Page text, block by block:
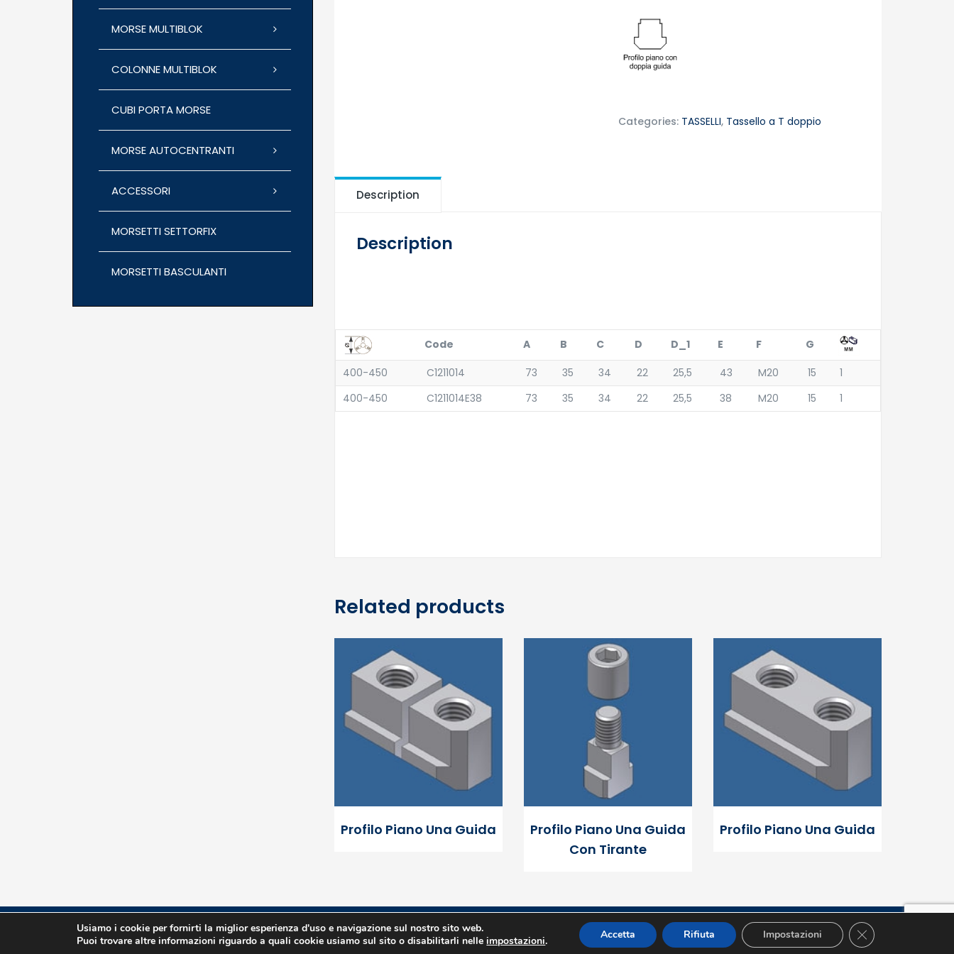
Categories: TASSELLI, Tassello a T doppio
Description
Description
Code A B C D D_1 E F
G
400-450
C1211014 73 35 34 22 25,5 43 M20 15
1
400-450
C1211014E38 73 35 34 22 25,5 38 M20 15 1
Related products
Profilo Piano Una Guida
Profilo Piano Una Guida
Con Tirante
Profilo Piano Una Guida
MORSE MULTIBLOK
COLONNE MULTIBLOK
CUBI PORTA MORSE
MORSE AUTOCENTRANTI
ACCESSORI
MORSETTI SETTORFIX
MORSETTI BASCULANTI
P.Iva 00835550237 Privacy Policy - Credits
Usiamo i cookie per fornirti la miglior esperienza d'uso e navigazione sul nostro sito web.
Puoi trovare altre informazioni riguardo a quali cookie usiamo sul sito o disabilitarli nelleimpostazioni. Accetta Rifiuta Impostazioni Close GDPR Cookie